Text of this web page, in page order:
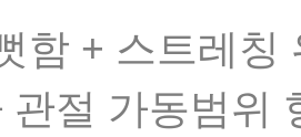
함 + 스트레
관절 가동범위